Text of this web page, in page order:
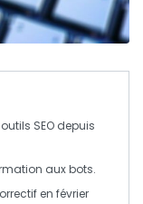
SEO depuis
aux bots.
en février